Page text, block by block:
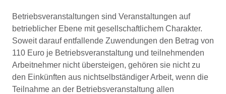
Betriebsveranstaltungen sind Veranstaltungen auf
betrieblicher Ebene mit gesellschaftlichem Charakter.
Soweit darauf entfallende Zuwendungen den Betrag von
110 Euro je Betriebsveranstaltung und teilnehmenden
Arbeitnehmer nicht übersteigen, gehören sie nicht zu
den Einkünften aus nichtselbständiger Arbeit, wenn die
Teilnahme an der Betriebsveranstaltung allen